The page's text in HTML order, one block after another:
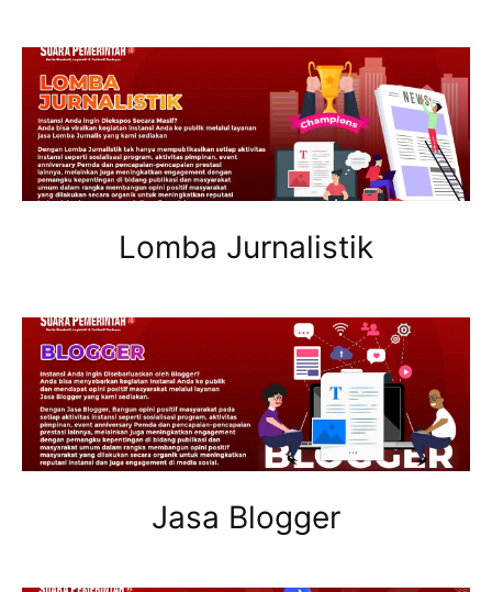
Lomba Jurnalistik
Jasa Blogger